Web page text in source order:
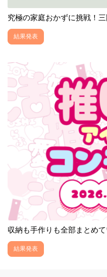
究極の家庭おかずに挑戦！
結果発表
収納も手作りも全部まとめ
結果発表